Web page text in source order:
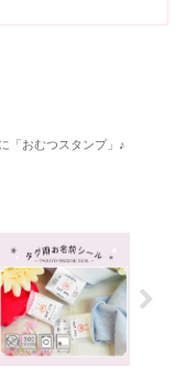
「おむつスタンプ」♪